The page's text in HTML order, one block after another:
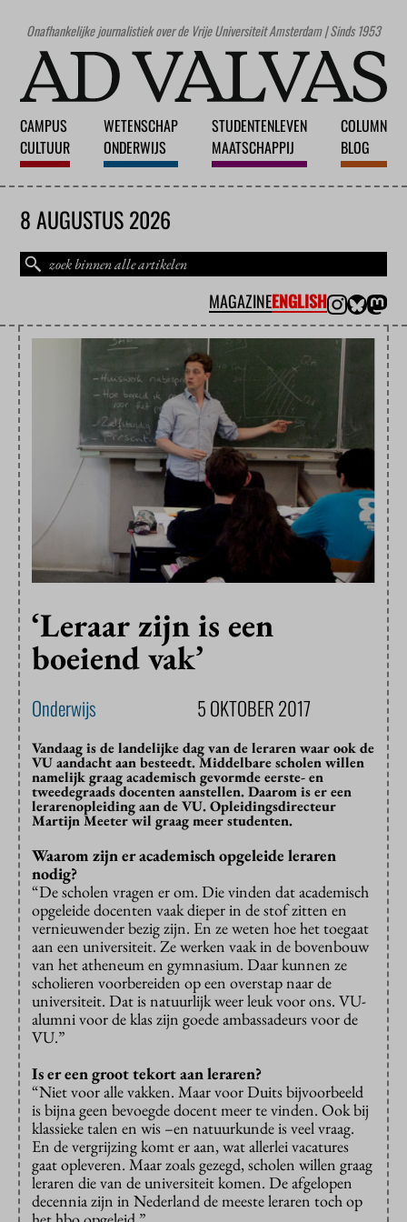
Onafhankelijke journalistiek over de Vrije Universiteit Amsterdam | Sinds 1953
CAMPUS
CULTUUR
WETENSCHAP
ONDERWIJS
STUDENTENLEVEN
MAATSCHAPPIJ
COLUMN
BLOG
8 AUGUSTUS 2026
MAGAZINEENGLISH
‘Leraar zijn is een
boeiend vak’
Onderwijs 5 OKTOBER 2017
Vandaag is de landelijke dag van de leraren waar ook de
VU aandacht aan besteedt. Middelbare scholen willen
namelijk graag academisch gevormde eerste- en
tweedegraads docenten aanstellen. Daarom is er een
lerarenopleiding aan de VU. Opleidingsdirecteur
Martijn Meeter wil graag meer studenten.
Waarom zijn er academisch opgeleide leraren
nodig?
“De scholen vragen er om. Die vinden dat academisch
opgeleide docenten vaak dieper in de stof zitten en
vernieuwender bezig zijn. En ze weten hoe het toegaat
aan een universiteit. Ze werken vaak in de bovenbouw
van het atheneum en gymnasium. Daar kunnen ze
scholieren voorbereiden op een overstap naar de
universiteit. Dat is natuurlijk weer leuk voor ons. VU-
alumni voor de klas zijn goede ambassadeurs voor de
VU.”
Is er een groot tekort aan leraren?
“Niet voor alle vakken. Maar voor Duits bijvoorbeeld
is bijna geen bevoegde docent meer te vinden. Ook bij
klassieke talen en wis –en natuurkunde is veel vraag.
En de vergrijzing komt er aan, wat allerlei vacatures
gaat opleveren. Maar zoals gezegd, scholen willen graag
leraren die van de universiteit komen. De afgelopen
decennia zijn in Nederland de meeste leraren toch op